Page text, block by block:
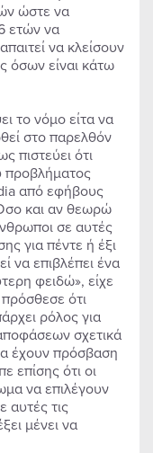
ώστε να
ετών να
να κλείσουν
όσων είναι κάτω
το νόμο είτα να
στο παρελθόν
πιστεύει ότι
προβλήματος
από εφήβους
και αν θεωρώ
σε αυτές
για πέντε ή έξι
να επιβλέπει ένα
φειδώ», είχε
ότι
ρόλος για
σχετικά
έχουν πρόσβαση
επίσης ότι οι
να επιλέγουν
αυτές τις
μένει να